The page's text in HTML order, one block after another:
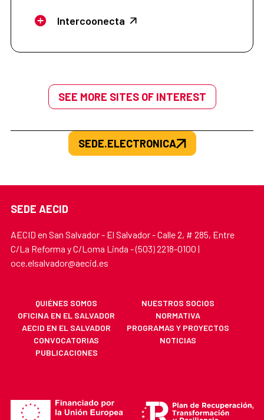
Intercoonecta
SEE MORE SITES OF INTEREST
SEDE.ELECTRONICA
SEDE AECID
AECID en San Salvador - El Salvador - Calle 2, # 285, Entre
C/La Reforma y C/Loma Linda - (503) 2218-0100 |
oce.elsalvador@aecid.es
QUIÉNES SOMOS
NUESTROS SOCIOS
OFICINA EN EL SALVADOR
NORMATIVA
AECID EN EL SALVADOR
PROGRAMAS Y PROYECTOS
CONVOCATORIAS
NOTICIAS
PUBLICACIONES